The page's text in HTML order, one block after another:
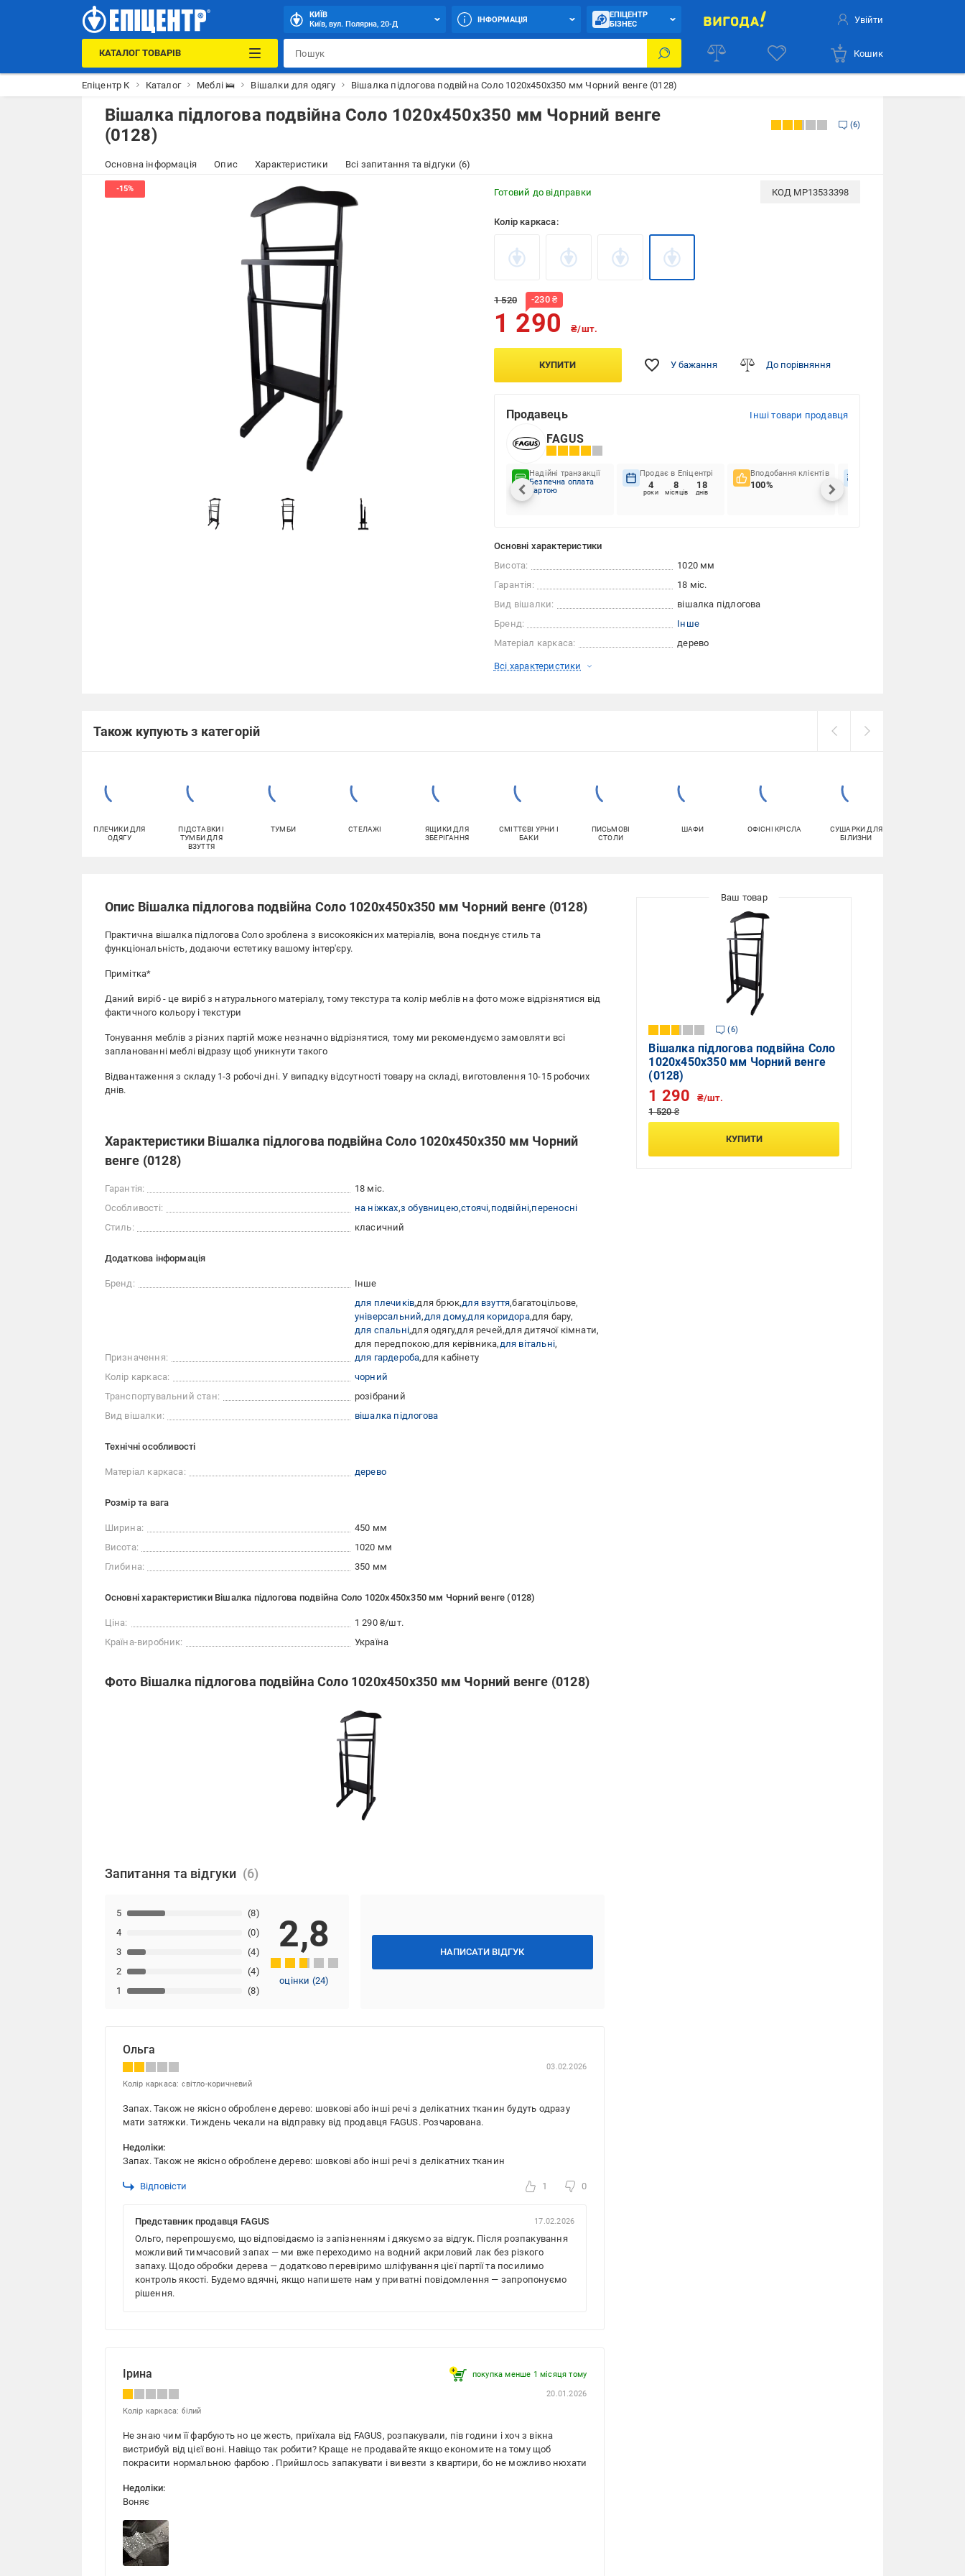
КИЇВ
Київ, вул. Полярна, 20-Д
ІНФОРМАЦІЯ
ЕПІЦЕНТР
БІЗНЕС
Увійти
КАТАЛОГ ТОВАРІВ Кошик
Епіцентр К Каталог Меблі 🛌 Вішалки для одягу Вішалка підлогова подвійна Соло 1020х450х350 мм Чорний венге (0128)
Вішалка підлогова подвійна Соло 1020х450х350 мм Чорний венге
(0128)
6
Основна інформація Опис Характеристики Всі запитання та відгуки (6)
Готовий до відправки КОД MP13533398
Колір каркаса:
1 520 -230₴
1 290 ₴/шт.
КУПИТИ У бажання До порівняння
Продавець Інші товари продавця
FAGUS
Надійні транзакції
Безпечна оплата
картою
Продає в Епіцентрі
4
роки
8
місяців
18
днів
Вподобання клієнтів
100%
Основні характеристики
Висота:
1020 мм
Гарантія:
18 міс.
Вид вішалки:
вішалка підлогова
Бренд:
Інше
Матеріал каркаса:
дерево
Всі характеристики
Також купують з категорій
ПЛЕЧИКИ ДЛЯ
ОДЯГУ
ПІДСТАВКИ І
ТУМБИ ДЛЯ
ВЗУТТЯ
ТУМБИ СТЕЛАЖІ
ЯЩИКИ ДЛЯ
ЗБЕРІГАННЯ
СМІТТЄВІ УРНИ І
БАКИ
ПИСЬМОВІ
СТОЛИ
ШАФИ ОФІСНІ КРІСЛА
СУШАРКИ ДЛЯ
БІЛИЗНИ
Опис Вішалка підлогова подвійна Соло 1020х450х350 мм Чорний венге (0128)
Практична вішалка підлогова Соло зроблена з високоякісних матеріалів, вона поєднує стиль та
функціональність, додаючи естетику вашому інтер'єру.
Примітка*
Даний виріб - це виріб з натурального матеріалу, тому текстура та колір меблів на фото може відрізнятися від
фактичного кольору і текстури
Тонування меблів з різних партій може незначно відрізнятися, тому ми рекомендуємо замовляти всі
запланованні меблі відразу щоб уникнути такого
Відвантаження з складу 1-3 робочі дні. У випадку відсутності товару на складі, виготовлення 10-15 робочих
днів.
Характеристики Вішалка підлогова подвійна Соло 1020х450х350 мм Чорний
венге (0128)
Гарантія:
18 міс.
Особливості:
на ніжках з обувницею стоячі подвійні переносні
Стиль:
класичний
Додаткова інформація
Бренд: Інше
Призначення:
для плечиків для брюк для взуття багатоцільове
універсальний для дому для коридора для бару
для спальні для одягу для речей для дитячої кімнати
для передпокою для керівника для вітальні
для гардероба для кабінету
Колір каркаса:
чорний
Транспортувальний стан:
розібраний
Вид вішалки:
вішалка підлогова
Технічні особливості
Матеріал каркаса: дерево
Розмір та вага
Ширина:
450 мм
Висота:
1020 мм
Глибина:
350 мм
Основні характеристики Вішалка підлогова подвійна Соло 1020х450х350 мм Чорний венге (0128)
Ціна:
1 290 ₴/шт.
Країна-виробник:
Україна
Фото Вішалка підлогова подвійна Соло 1020х450х350 мм Чорний венге (0128)
Запитання та відгуки
НАПИСАТИ ВІДГУК
1 (8)
2 (4)
3 (4)
4 (0)
5 (8)
2,8
оцінки (24)
Ольга
03.02.2026
Колір каркаса: світло-коричневий
Запах. Також не якісно оброблене дерево: шовкові або інші речі з делікатних тканин будуть одразу
мати затяжки. Тиждень чекали на відправку від продавця FAGUS. Розчарована.
Недоліки:
Запах. Також не якісно оброблене дерево: шовкові або інші речі з делікатних тканин
Відповісти 1 0
Представник продавця FAGUS 17.02.2026
Ольго, перепрошуємо, що відповідаємо із запізненням і дякуємо за відгук. Після розпакування
можливий тимчасовий запах — ми вже переходимо на водний акриловий лак без різкого
запаху. Щодо обробки дерева — додатково перевіримо шліфування цієї партії та посилимо
контроль якості. Будемо вдячні, якщо напишете нам у приватні повідомлення — запропонуємо
рішення.
Ірина покупка менше 1 місяця томy
20.01.2026
Колір каркаса: білий
Не знаю чим її фарбують но це жесть, приїхала від FAGUS, розпакували, пів години і хоч з вікна
вистрибуй від цієї воні. Навіщо так робити? Краще не продавайте якщо економите на тому щоб
покрасити нормальною фарбою . Прийшлось запакувати і вивезти з квартири, бо не можливо нюхати
Недоліки:
Воняє
6
Вішалка підлогова подвійна Соло
1020х450х350 мм Чорний венге
(0128)
1 520 ₴
1 290 ₴/шт.
КУПИТИ